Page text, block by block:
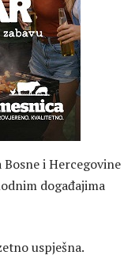
i Hercegovine
događajima
uspješna.